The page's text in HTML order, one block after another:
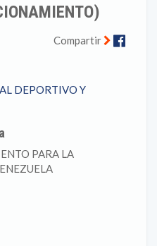
Compartir
DEPORTIVO Y
PARA LA